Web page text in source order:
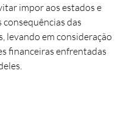
impor aos estados e
consequências das
levando em consideração
financeiras enfrentadas